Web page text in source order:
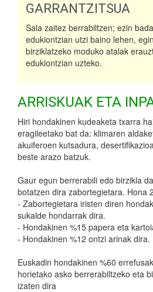
GARRANTZITSUA
Saia zaitez berrabiltzen; ezin
edukiontzian utzi baino lehen,
birziklatzeko moduko atalak
edukiontzian uzteko.
ARRISKUAK ETA
Hiri hondakinen kudeaketa txarra
eragileetako bat da: klimaren
akuiferoen kutsadura,
beste arazo batzuk.
Gaur egun berrerabili edo birzikla
botatzen dira zabortegietara. Hona
- Zabortegietara iristen diren
sukalde hondarrak dira.
- Hondakinen %15 papera eta
- Hondakinen %12 ontzi arinak dira.
Euskadin hondakinen %60
horietako asko berrerabiltzeko eta
izaten dira